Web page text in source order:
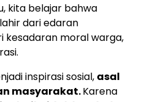
kita belajar bahwa
dari edaran
kesadaran moral warga,
inspirasi sosial, asal
masyarakat.Karena